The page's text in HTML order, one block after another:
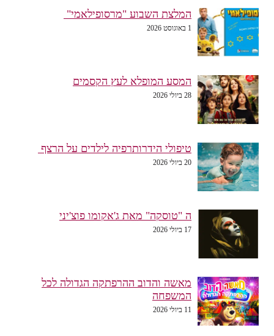
המלצת השבוע "מרסופילאמי"
1 באוגוסט 2026
המסע המופלא לעץ הקסמים
28 ביולי 2026
טיפולי הידרותרפיה לילדים על הרצף
20 ביולי 2026
ה "טוסקה" מאת ג'אקומו פוצ'יני
17 ביולי 2026
מאשה והדוב ההרפתקה הגדולה לכל
המשפחה
11 ביולי 2026